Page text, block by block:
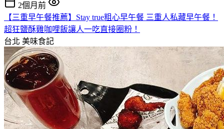
2個月前
【三重早午餐推薦】Stay true粗心早午餐 三重人私藏早午餐！
超狂鹽酥雞咖哩飯讓人一吃直接圈粉！
台北 美味食記